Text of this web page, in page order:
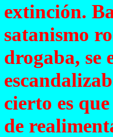
extinción.
satanismo
drogaba, se
cierto es
de